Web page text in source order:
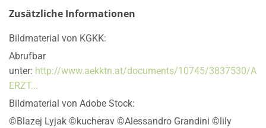
Zusätzliche Informationen
Bildmaterial von KGKK:
Abrufbar
unter: http://www.aekktn.at/documents/10745/3837530/A
ERZT...
Bildmaterial von Adobe Stock:
©Blazej Lyjak ©kucherav ©Alessandro Grandini ©lily